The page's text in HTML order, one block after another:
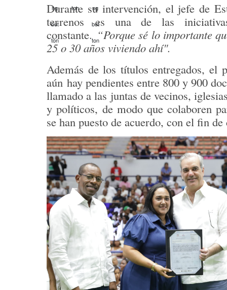
Durante su intervención, el jefe de
terrenos es una de las
constante.“Porque sé lo importante
25 o 30 años viviendo ahí".
Además de los títulos entregados, el
aúnhay pendientes entre 800 y 900
llamado a las juntas de vecinos,
y políticos, de modo que colaboren
se han puesto de acuerdo, con el fin de